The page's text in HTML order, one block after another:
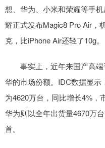
想、华为、小米和荣耀等手
耀正式发布Magic8 Pro Air，
克，比iPhone Air还轻了10g。
事实上，近年来国产高端
华的市场份额。IDC数据显
为4620万台，同比增长4%，
华为则以全年出货量4670万
首。